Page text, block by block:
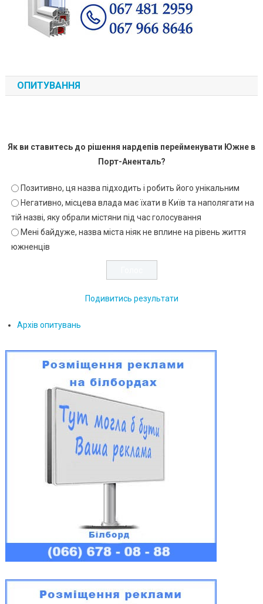
ОПИТУВАННЯ
Як ви ставитесь до рішення нардепів перейменувати Южне в
Порт-Аненталь?
Позитивно, ця назва підходить і робить його унікальним
Негативно, місцева влада має їхати в Київ та наполягати на
тій назві, яку обрали містяни під час голосування
Мені байдуже, назва міста ніяк не вплине на рівень життя
южненців
Подивитись результати
Архів опитувань